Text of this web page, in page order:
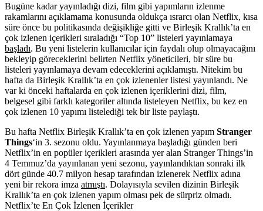
Bugüne kadar yayınladığı dizi, film gibi yapımların izlenme
rakamlarını açıklamama konusunda oldukça ısrarcı olan Netflix, kısa
süre önce bu politikasında değişikliğe gitti ve Birleşik Krallık’ta en
çok izlenen içerikleri sıraladığı “Top 10” listeleri yayınlamaya
başladı. Bu yeni listelerin kullanıcılar için faydalı olup olmayacağını
bekleyip göreceklerini belirten Netflix yöneticileri, bir süre bu
listeleri yayınlamaya devam edeceklerini açıklamıştı. Nitekim bu
hafta da Birleşik Krallık’ta en çok izlenenler listesi yayınlandı. Ne
var ki önceki haftalarda en çok izlenen içeriklerini dizi, film,
belgesel gibi farklı kategoriler altında listeleyen Netflix, bu kez en
çok izlenen 10 yapımı listelediği tek bir liste paylaştı.
Bu hafta Netflix Birleşik Krallık’ta en çok izlenen yapım Stranger
Things‘in 3. sezonu oldu. Yayınlanmaya başladığı günden beri
Netflix’in en popüler içerikleri arasında yer alan Stranger Things’in
4 Temmuz’da yayınlanan yeni sezonu, yayınlandıktan sonraki ilk
dört günde 40.7 milyon hesap tarafından izlenerek Netflix adına
yeni bir rekora imza atmıştı. Dolayısıyla sevilen dizinin Birleşik
Krallık’ta en çok izlenen yapım olması pek de sürpriz olmadı.
Netflix’te En Çok İzlenen İçerikler